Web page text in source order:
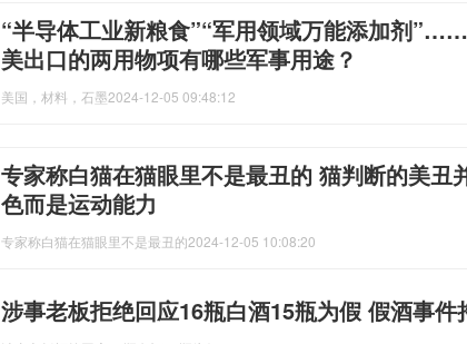
“半导体工业新粮食”“军用领域万能添加剂
美出口的两用物项有哪些军事用途？
美国，材料，石墨2024-12-05 09:48:12
专家称白猫在猫眼里不是最丑的 猫判断的美丑
色而是运动能力
专家称白猫在猫眼里不是最丑的2024-12-05 10:08:20
涉事老板拒绝回应16瓶白酒15瓶为假 假酒事件